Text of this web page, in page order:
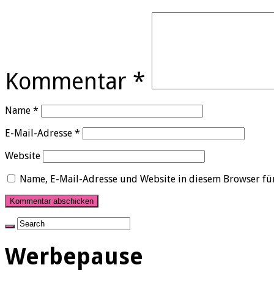
Kommentar *
Name *
E-Mail-Adresse *
Website
Name, E-Mail-Adresse und Website in diesem Browser
Werbepause